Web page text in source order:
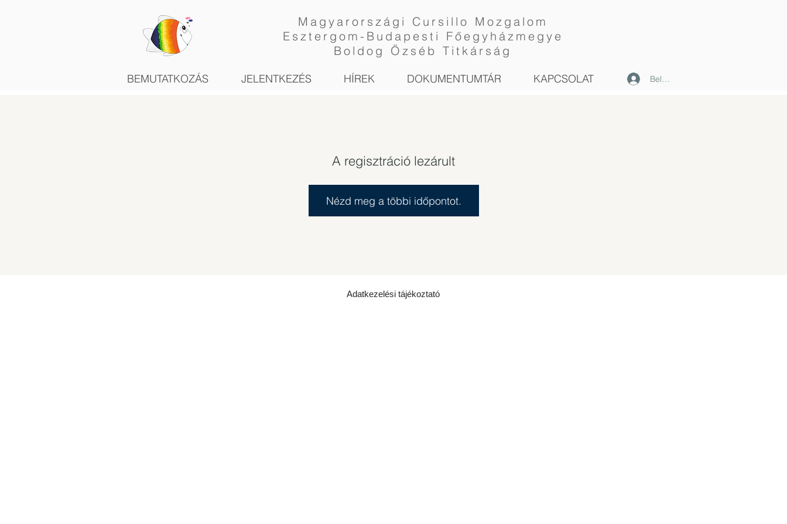
Magyarországi Cursillo Mozgalom
Esztergom-Budapesti Főegyházmegye
Boldog Özséb Titkárság
BEMUTATKOZÁS JELENTKEZÉS HÍREK DOKUMENTUMTÁR KAPCSOLAT Belépés
A regisztráció lezárult
Nézd meg a többi időpontot.
Adatkezelési tájékoztató